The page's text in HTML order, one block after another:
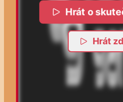
Hrát o
Hrát